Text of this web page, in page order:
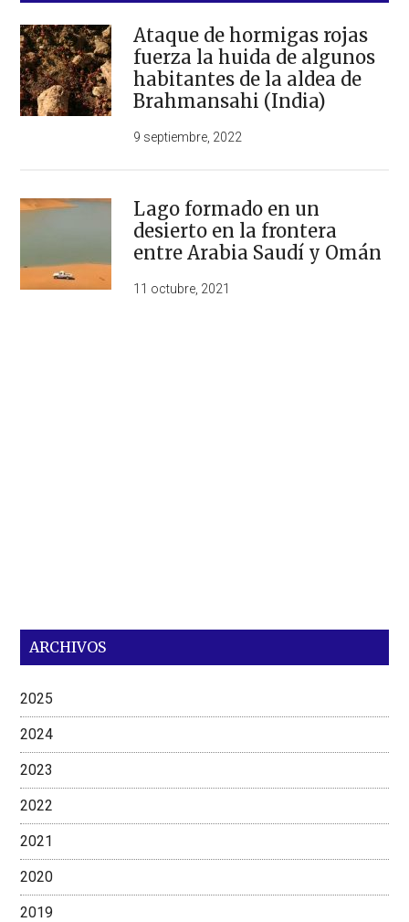
Ataque de hormigas rojas
fuerza la huida de algunos
habitantes de la aldea de
Brahmansahi (India)
9 septiembre, 2022
Lago formado en un
desierto en la frontera
entre Arabia Saudí y Omán
11 octubre, 2021
ARCHIVOS
2025
2024
2023
2022
2021
2020
2019